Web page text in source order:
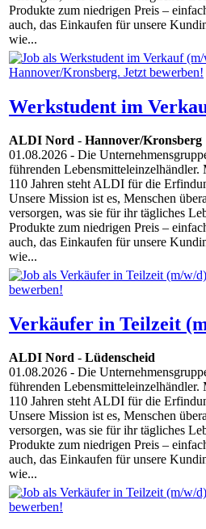
Produkte zum niedrigen Preis –
auch, das Einkaufen für unsere
wie...
Werkstudent im
ALDI Nord - Hannover/Kronsberg
01.08.2026 - Die
führenden
110 Jahren steht ALDI für die
Unsere Mission ist es, Menschen
versorgen, was sie für ihr tägliches
Produkte zum niedrigen Preis –
auch, das Einkaufen für unsere
wie...
Verkäufer in Teilzeit
ALDI Nord - Lüdenscheid
01.08.2026 - Die
führenden
110 Jahren steht ALDI für die
Unsere Mission ist es, Menschen
versorgen, was sie für ihr tägliches
Produkte zum niedrigen Preis –
auch, das Einkaufen für unsere
wie...